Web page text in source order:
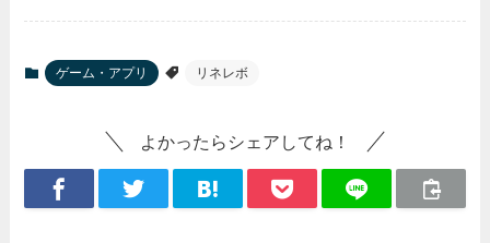
ゲーム・アプリ リネレボ
よかったらシェアしてね！